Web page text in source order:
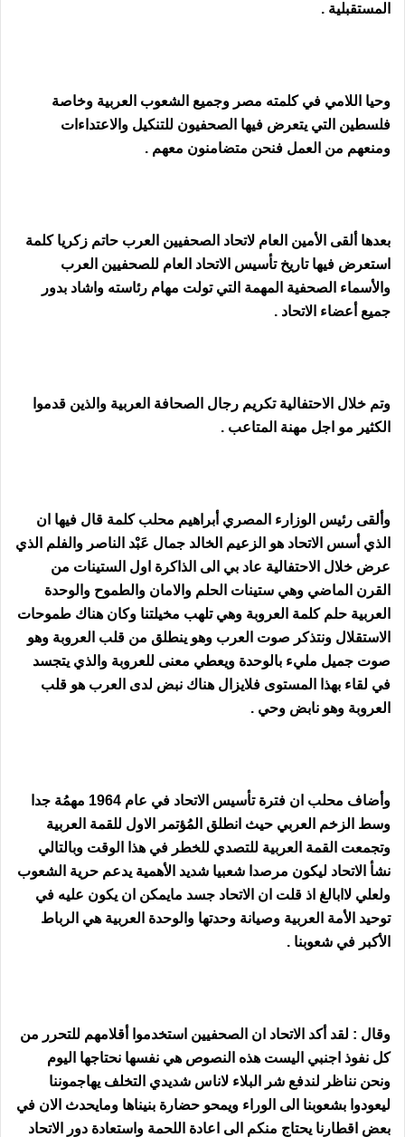
المستقبلية .
وحيا اللامي في كلمته مصر وجميع الشعوب العربية وخاصة
فلسطين التي يتعرض فيها الصحفيون للتنكيل والاعتداءات
ومنعهم من العمل فنحن متضامنون معهم .
بعدها ألقى الأمين العام لاتحاد الصحفيين العرب حاتم زكريا كلمة
استعرض فيها تاريخ تأسيس الاتحاد العام للصحفيين العرب
والأسماء الصحفية المهمة التي تولت مهام رئاسته واشاد بدور
جميع أعضاء الاتحاد .
وتم خلال الاحتفالية تكريم رجال الصحافة العربية والذين قدموا
الكثير مو اجل مهنة المتاعب .
وألقى رئيس الوزارء المصري أبراهيم محلب كلمة قال فيها ان
الذي أسس الاتحاد هو الزعيم الخالد جمال عَبْد الناصر والفلم الذي
عرض خلال الاحتفالية عاد بي الى الذاكرة اول الستينات من
القرن الماضي وهي ستينات الحلم والامان والطموح والوحدة
العربية حلم كلمة العروبة وهي تلهب مخيلتنا وكان هناك طموحات
الاستقلال ونتذكر صوت العرب وهو ينطلق من قلب العروبة وهو
صوت جميل مليء بالوحدة ويعطي معنى للعروبة والذي يتجسد
في لقاء بهذا المستوى فلايزال هناك نبض لدى العرب هو قلب
العروبة وهو نابض وحي .
وأضاف محلب ان فترة تأسيس الاتحاد في عام 1964 مهمُة جدا
وسط الزخم العربي حيث انطلق المُؤتمر الاول للقمة العربية
وتجمعت القمة العربية للتصدي للخطر في هذا الوقت وبالتالي
نشأ الاتحاد ليكون مرصدا شعبيا شديد الأهمية يدعم حرية الشعوب
ولعلي لاابالغ اذ قلت ان الاتحاد جسد مايمكن ان يكون عليه في
توحيد الأمة العربية وصيانة وحدتها والوحدة العربية هي الرباط
الأكبر في شعوبنا .
وقال : لقد أكد الاتحاد ان الصحفيين استخدموا أقلامهم للتحرر من
كل نفوذ اجنبي اليست هذه النصوص هي نفسها نحتاجها اليوم
ونحن نناظر لندفع شر البلاء لاناس شديدي التخلف يهاجموننا
ليعودوا بشعوبنا الى الوراء ويمحو حضارة بنيناها ومايحدث الان في
بعض اقطارنا يحتاج منكم الى اعادة اللحمة واستعادة دور الاتحاد